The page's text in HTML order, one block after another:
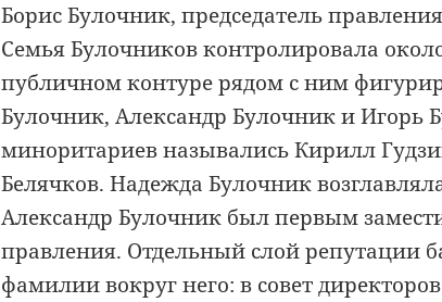
Борис Булочник, председатель
Семья Булочников контролировала
публичном контуре рядом с ним
Булочник, Александр Булочник и Игорь
миноритариев назывались Кирилл
Белячков. Надежда Булочник
Александр Булочник был первым
правления. Отдельный слой репутации
фамилии вокруг него: в совет